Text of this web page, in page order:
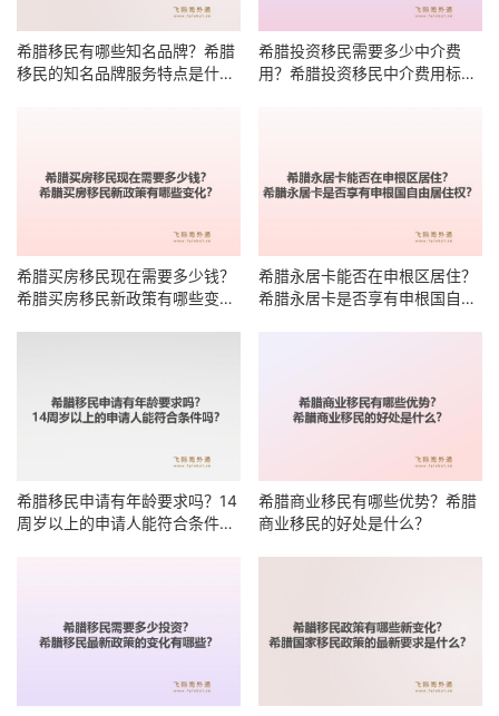
希腊移民有哪些知名品牌？希腊
移民的知名品牌服务特点是什
希腊投资移民需要多少中介费
用？希腊投资移民中介费用标准
希腊买房移民现在需要多少钱？
希腊买房移民新政策有哪些变
希腊永居卡能否在申根区居住？
希腊永居卡是否享有申根国自由
希腊移民申请有年龄要求吗？14
周岁以上的申请人能符合条件
希腊商业移民有哪些优势？希腊
商业移民的好处是什么？